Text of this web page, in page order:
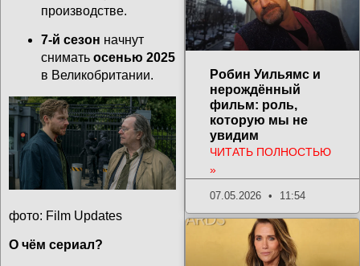
производстве.
7-й сезон начнут
снимать осенью 2025
в Великобритании.
фото: Film Updates
О чём сериал?
Робин Уильямс и
нерождённый
фильм: роль,
которую мы не
увидим
ЧИТАТЬ ПОЛНОСТЬЮ
»
07.05.2026 11:54